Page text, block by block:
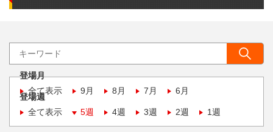
登場月
全て表示
9月 8月 7月 6月
登場週
全て表示
5週 4週 3週 2週 1週